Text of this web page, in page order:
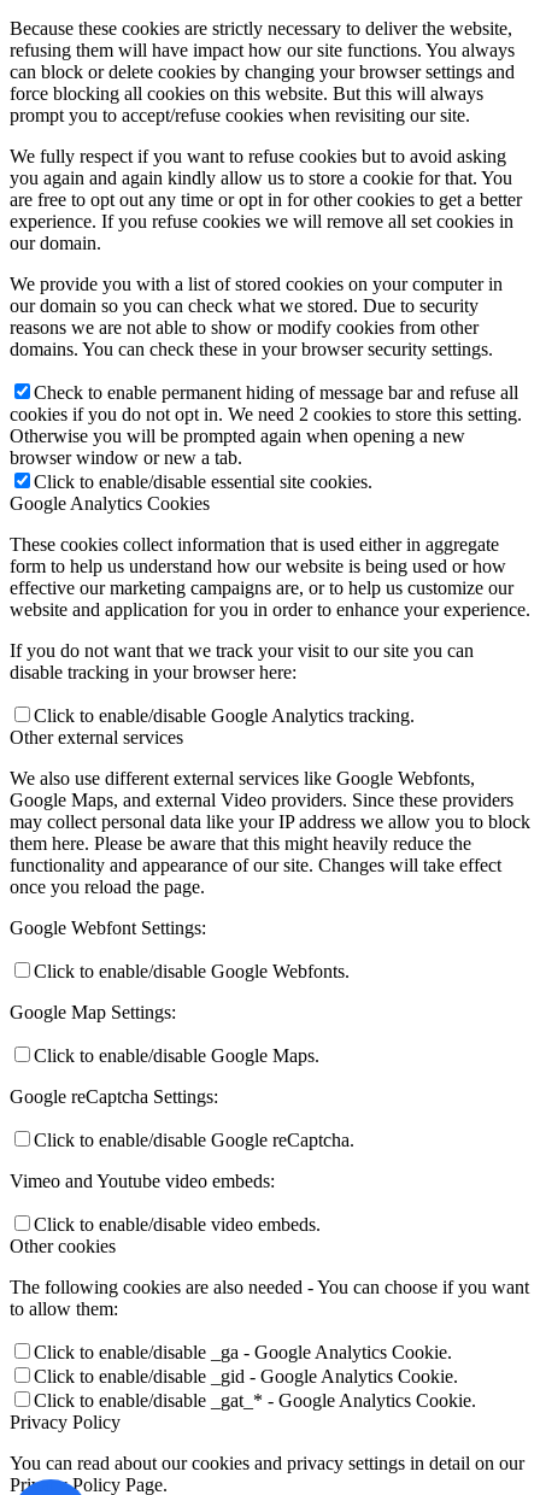
Because these cookies are strictly necessary to deliver the website,
refusing them will have impact how our site functions. You always
can block or delete cookies by changing your browser settings and
force blocking all cookies on this website. But this will always
prompt you to accept/refuse cookies when revisiting our site.
We fully respect if you want to refuse cookies but to avoid asking
you again and again kindly allow us to store a cookie for that. You
are free to opt out any time or opt in for other cookies to get a better
experience. If you refuse cookies we will remove all set cookies in
our domain.
We provide you with a list of stored cookies on your computer in
our domain so you can check what we stored. Due to security
reasons we are not able to show or modify cookies from other
domains. You can check these in your browser security settings.
Check to enable permanent hiding of message bar and refuse all
cookies if you do not opt in. We need 2 cookies to store this setting.
Otherwise you will be prompted again when opening a new
browser window or new a tab.
Click to enable/disable essential site cookies.
Google Analytics Cookies
These cookies collect information that is used either in aggregate
form to help us understand how our website is being used or how
effective our marketing campaigns are, or to help us customize our
website and application for you in order to enhance your experience.
If you do not want that we track your visit to our site you can
disable tracking in your browser here:
Click to enable/disable Google Analytics tracking.
Other external services
We also use different external services like Google Webfonts,
Google Maps, and external Video providers. Since these providers
may collect personal data like your IP address we allow you to block
them here. Please be aware that this might heavily reduce the
functionality and appearance of our site. Changes will take effect
once you reload the page.
Google Webfont Settings:
Click to enable/disable Google Webfonts.
Google Map Settings:
Click to enable/disable Google Maps.
Google reCaptcha Settings:
Click to enable/disable Google reCaptcha.
Vimeo and Youtube video embeds:
Click to enable/disable video embeds.
Other cookies
The following cookies are also needed - You can choose if you want
to allow them:
Click to enable/disable _ga - Google Analytics Cookie.
Click to enable/disable _gid - Google Analytics Cookie.
Click to enable/disable _gat_* - Google Analytics Cookie.
Privacy Policy
You can read about our cookies and privacy settings in detail on our
Privacy Policy Page.